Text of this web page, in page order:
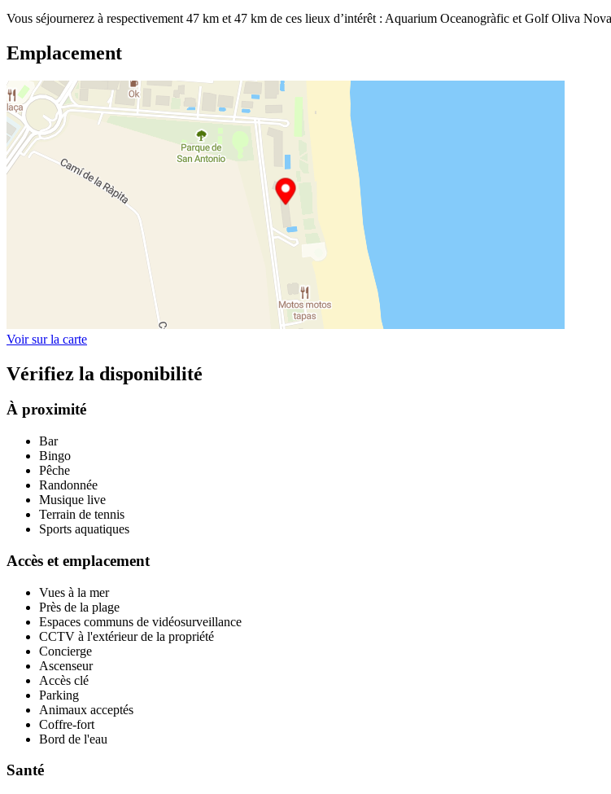
Vous séjournerez à respectivement 47 km et 47 km de ces lieux d’intérêt : Aquarium Oceanogràfic et Golf Oliva
Emplacement
Voir sur la carte
Vérifiez la disponibilité
À proximité
Bar
Bingo
Pêche
Randonnée
Musique live
Terrain de tennis
Sports aquatiques
Accès et emplacement
Vues à la mer
Près de la plage
Espaces communs de vidéosurveillance
CCTV à l'extérieur de la propriété
Concierge
Ascenseur
Accès clé
Parking
Animaux acceptés
Coffre-fort
Bord de l'eau
Santé